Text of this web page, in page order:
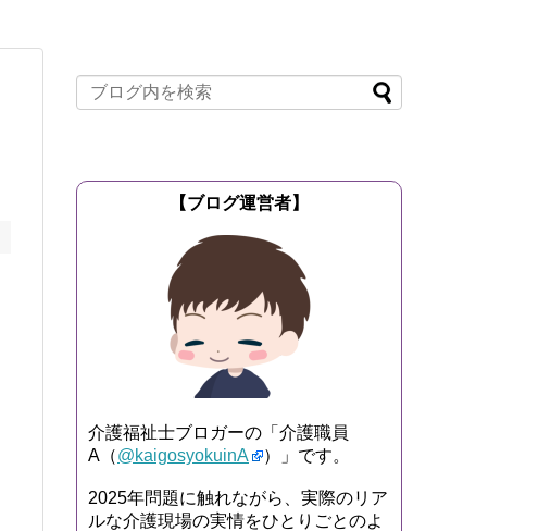
【ブログ運営者】
介護福祉士ブロガーの「介護職員
A（@kaigosyokuinA ）」です。
2025年問題に触れながら、実際のリア
ルな介護現場の実情をひとりごとのよ